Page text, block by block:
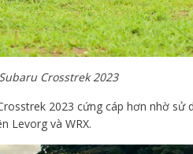
Subaru Crosstrek 2023
2023 cứng cáp hơn nhờ sử
Levorg và WRX.